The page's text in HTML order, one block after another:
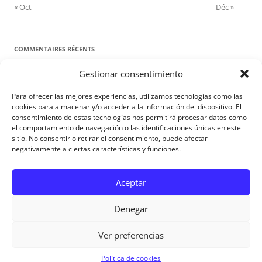
Gestionar consentimiento
Para ofrecer las mejores experiencias, utilizamos tecnologías como las
cookies para almacenar y/o acceder a la información del dispositivo. El
consentimiento de estas tecnologías nos permitirá procesar datos como
el comportamiento de navegación o las identificaciones únicas en este
sitio. No consentir o retirar el consentimiento, puede afectar
negativamente a ciertas características y funciones.
Aceptar
Denegar
Ver preferencias
Política de cookies
« Oct Déc »
COMMENTAIRES RÉCENTS
Proyecto Amor ConyugaldansContre toute attente. Commentaire
pour les époux : Luc 12, 8-12
Manuel MirallesdansContre toute attente. Commentaire pour les
époux : Luc 12, 8-12
Política de privacidad|